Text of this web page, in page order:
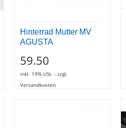
Hinterrad Mutter MV
AGUSTA
59.50
inkl. 19% USt. - zzgl.
Versandkosten